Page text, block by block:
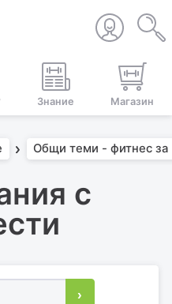
Знание Магазин
Общи теми - фитнес
с
›